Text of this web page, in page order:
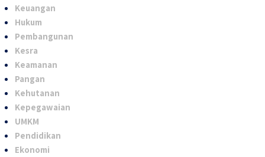
Keuangan
Hukum
Pembangunan
Kesra
Keamanan
Pangan
Kehutanan
Kepegawaian
UMKM
Pendidikan
Ekonomi